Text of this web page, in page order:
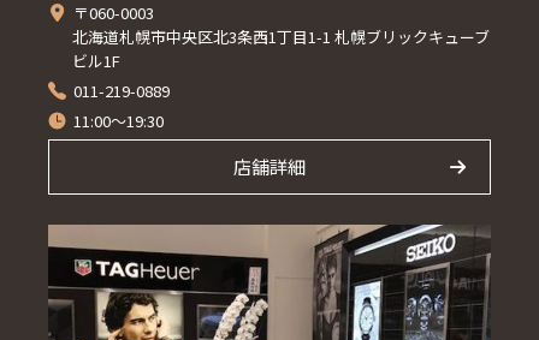
〒060-0003
北海道札幌市中央区北3条西1丁目1-1 札幌ブリックキューブ
ビル1F
011-219-0889
11:00～19:30
店舗詳細